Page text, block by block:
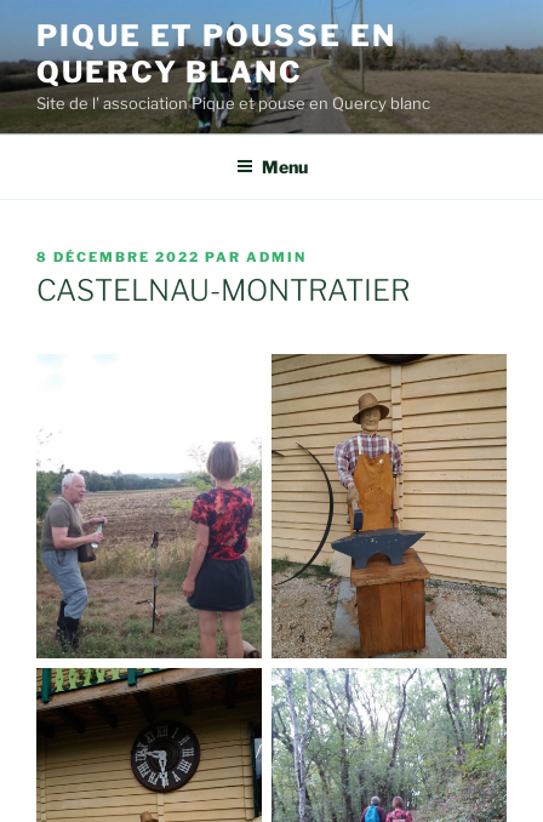
contenu
principal
PIQUE ET POUSSE EN
QUERCY BLANC
Site de l' association Pique et pouse en Quercy blanc
Menu
PUBLIÉ
LE
8 DÉCEMBRE 2022 PAR ADMIN
CASTELNAU-MONTRATIER